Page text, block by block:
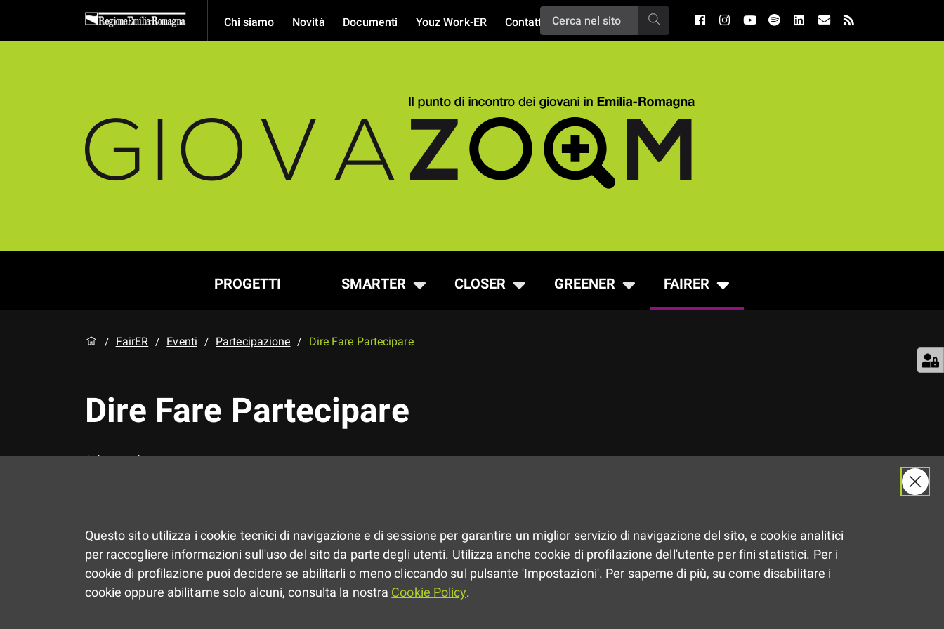
Chi siamo Novità Documenti Youz Work-ER Contatti
PROGETTI SMARTER CLOSER GREENER FAIRER
/ FairER / Eventi / Partecipazione / Dire Fare Partecipare
Dire Fare Partecipare
Aggregazione
Dalle08:00 alle 12:00
Questo sito utilizza i cookie tecnici di navigazione e di sessione per garantire un miglior servizio di navigazione del sito, e cookie analitici
per raccogliere informazioni sull'uso del sito da parte degli utenti. Utilizza anche cookie di profilazione dell'utente per fini statistici. Per i
cookie di profilazione puoi decidere se abilitarli o meno cliccando sul pulsante 'Impostazioni'. Per saperne di più, su come disabilitare i
cookie oppure abilitarne solo alcuni, consulta la nostra Cookie Policy.